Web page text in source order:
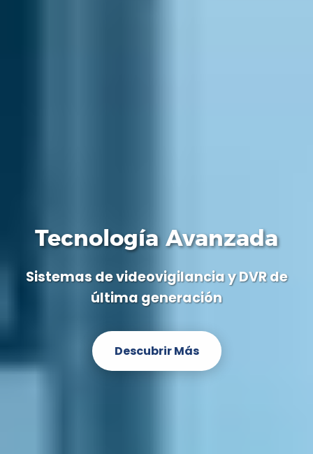
Tecnología Avanzada
Sistemas de videovigilancia y DVR de
última generación
Descubrir Más